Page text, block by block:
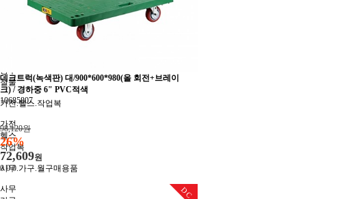
공구
철물
가전.헬스.작업복
가전
헬스
작업복
사무.가구.월구매용품
사무
데크트럭(녹색판) 대/900*600*980(올 회전+브레이
크) / 경하중 6" PVC적색
10685807
98,120원
26%
72,609원
000
DC